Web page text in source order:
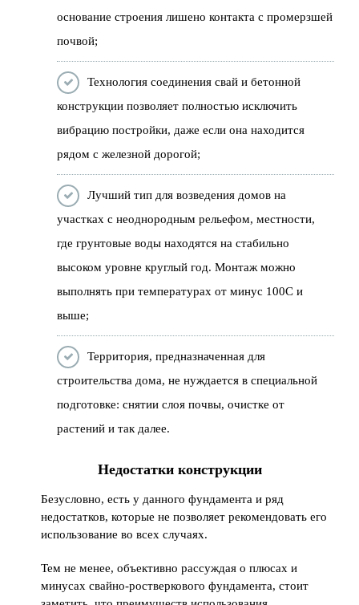
основание строения лишено контакта с промерзшей
почвой;
Технология соединения свай и бетонной
конструкции позволяет полностью исключить
вибрацию постройки, даже если она находится
рядом с железной дорогой;
Лучший тип для возведения домов на
участках с неоднородным рельефом, местности,
где грунтовые воды находятся на стабильно
высоком уровне круглый год. Монтаж можно
выполнять при температурах от минус 100С и
выше;
Территория, предназначенная для
строительства дома, не нуждается в специальной
подготовке: снятии слоя почвы, очистке от
растений и так далее.
Недостатки конструкции
Безусловно, есть у данного фундамента и ряд
недостатков, которые не позволяет рекомендовать его
использование во всех случаях.
Тем не менее, объективно рассуждая о плюсах и
минусах свайно-ростверкового фундамента, стоит